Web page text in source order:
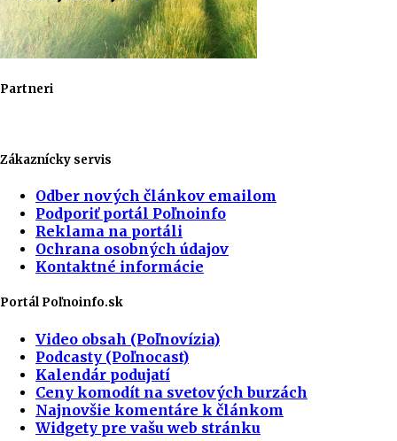
Partneri
Zákaznícky servis
Odber nových článkov emailom
Podporiť portál Poľnoinfo
Reklama na portáli
Ochrana osobných údajov
Kontaktné informácie
Portál Poľnoinfo.sk
Video obsah (Poľnovízia)
Podcasty (Poľnocast)
Kalendár podujatí
Ceny komodít na svetových burzách
Najnovšie komentáre k článkom
Widgety pre vašu web stránku